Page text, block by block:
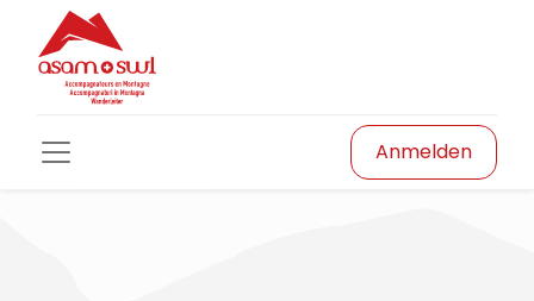
Anmelden